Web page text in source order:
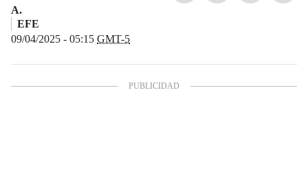
A.
EFE
09/04/2025 - 05:15 GMT-5